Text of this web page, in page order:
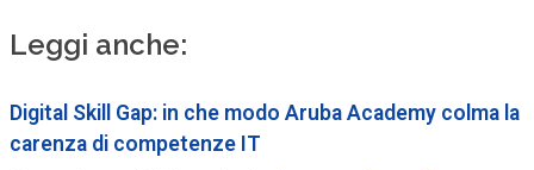
Leggi anche:
Digital Skill Gap: in che modo Aruba Academy colma la
carenza di competenze IT